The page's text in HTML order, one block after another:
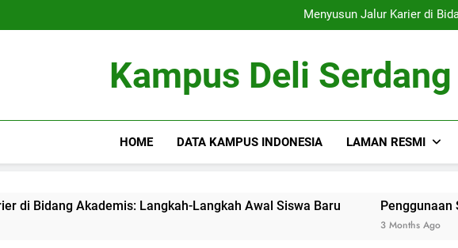
Menyusun Jalur Karier di Bidang Akademis: Langkah-Langkah
Penggunaan Sumber
Menyusun Jalur Karier di Bidang Akademis: Langkah-Langkah Awal
Penggunaan Sumber
Kampus Deli Serdang
HOME DATA KAMPUS INDONESIA LAMAN RESMI
Menyusun Jalur Karier di Bidang Akademis: Langkah-Langkah Awal Siswa Baru Penggunaan Sumber